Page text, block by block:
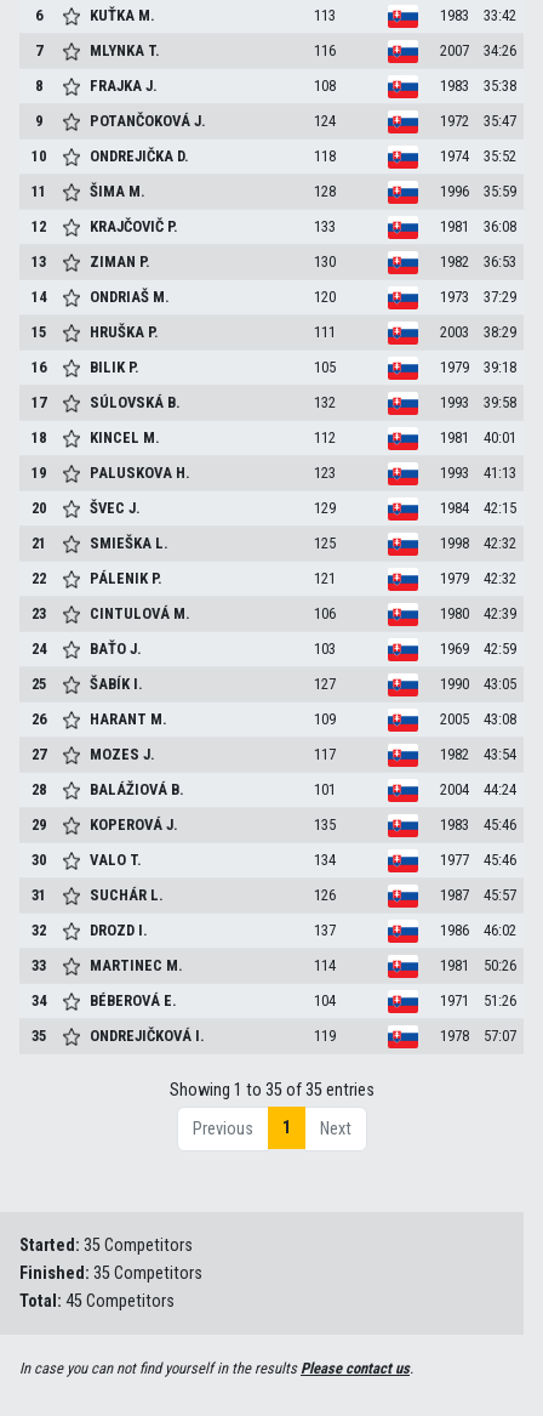
6
KUŤKA M. 113 1983
33:42
7
MLYNKA T. 116 2007
34:26
8
FRAJKAJ. 108 1983
35:38
9
POTANČOKOVÁJ. 124 1972
35:47
10
ONDREJIČKA D. 118 1974
35:52
11
ŠIMA M. 128 1996
35:59
12
KRAJČOVIČ P. 133 1981
36:08
13
ZIMAN P. 130 1982
36:53
14
ONDRIAŠ M. 120 1973
37:29
15
HRUŠKA P. 111 2003
38:29
16
BILIK P. 105 1979
39:18
17
SÚLOVSKÁ B. 132 1993
39:58
18
KINCEL M. 112 1981
40:01
19
PALUSKOVA H. 123 1993
41:13
20
ŠVECJ. 129 1984
42:15
21
SMIEŠKA L. 125 1998
42:32
22
PÁLENIK P. 121 1979
42:32
23
CINTULOVÁ M. 106 1980
42:39
24
BAŤOJ. 103 1969
42:59
25
ŠABÍK I. 127 1990
43:05
26
HARANT M. 109 2005
43:08
27
MOZESJ. 117 1982
43:54
28
BALÁŽIOVÁ B. 101 2004
44:24
29
KOPEROVÁJ. 135 1983
45:46
30
VALO T. 134 1977
45:46
31
SUCHÁR L. 126 1987
45:57
32
DROZD I. 137 1986
46:02
33
MARTINEC M. 114 1981
50:26
34
BÉBEROVÁ E. 104 1971
51:26
35
ONDREJIČKOVÁ I. 119 1978 57:07
Showing 1 to 35 of 35 entries
Previous
1 Next
Started: 35 Competitors
Finished: 35 Competitors
Total: 45 Competitors
In case you can not find yourself in the resultsPlease contact us.